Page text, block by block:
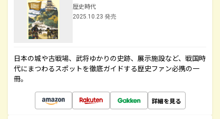
歴史時代
2025.10.23 発売
日本の城や古戦場、武将ゆかりの史跡、展示施設など、戦国時
代にまつわるスポットを徹底ガイドする歴史ファン必携の一
冊。
詳細を見る